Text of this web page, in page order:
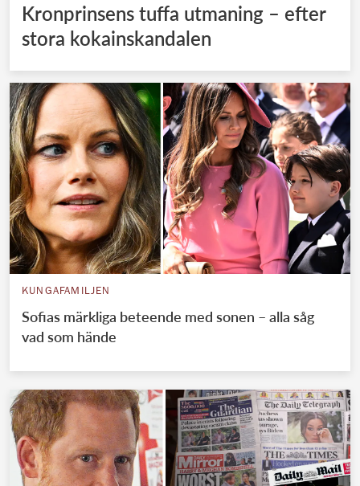
Kronprinsens tuffa utmaning – efter
stora kokainskandalen
KUNGAFAMILJEN
Sofias märkliga beteende med sonen – alla såg
vad som hände